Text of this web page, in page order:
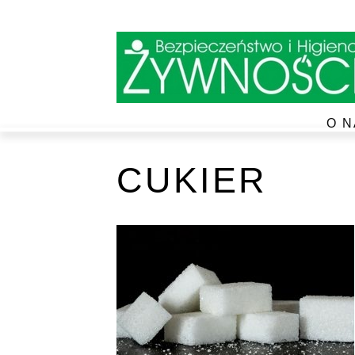
O
CUKIER